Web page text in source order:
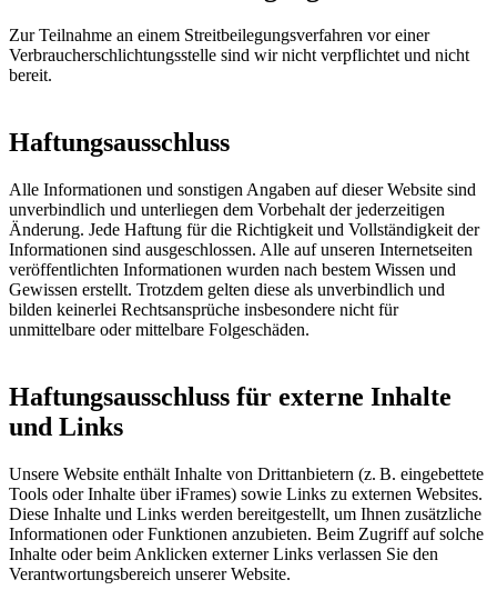
Zur Teilnahme an einem Streitbeilegungsverfahren vor einer
Verbraucherschlichtungsstelle sind wir nicht verpflichtet und nicht
bereit.
Haftungsausschluss
Alle Informationen und sonstigen Angaben auf dieser Website sind
unverbindlich und unterliegen dem Vorbehalt der jederzeitigen
Änderung. Jede Haftung für die Richtigkeit und Vollständigkeit der
Informationen sind ausgeschlossen. Alle auf unseren Internetseiten
veröffentlichten Informationen wurden nach bestem Wissen und
Gewissen erstellt. Trotzdem gelten diese als unverbindlich und
bilden keinerlei Rechtsansprüche insbesondere nicht für
unmittelbare oder mittelbare Folgeschäden.
Haftungsausschluss für externe Inhalte
und Links
Unsere Website enthält Inhalte von Drittanbietern (z. B. eingebettete
Tools oder Inhalte über iFrames) sowie Links zu externen Websites.
Diese Inhalte und Links werden bereitgestellt, um Ihnen zusätzliche
Informationen oder Funktionen anzubieten. Beim Zugriff auf solche
Inhalte oder beim Anklicken externer Links verlassen Sie den
Verantwortungsbereich unserer Website.